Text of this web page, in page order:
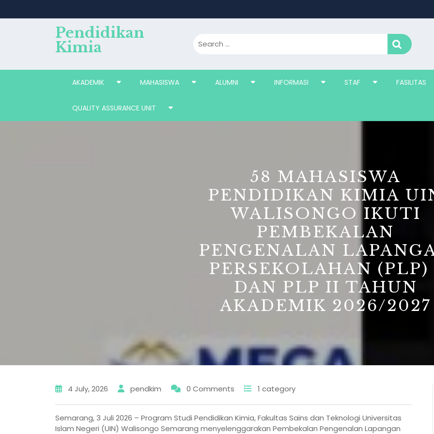
Pendidikan
Kimia
AKADEMIK MAHASISWA ALUMNI INFORMASI STAF FASILITAS
QUALITY ASSURANCE UNIT
58 MAHASISWA
PENDIDIKAN KIMIA
WALISONGO IKUTI
PEMBEKALAN
PENGENALAN
PERSEKOLAHAN
DAN PLP II TAHUN
AKADEMIK 2026/2027
4 July, 2026 pendkim 0 Comments 1 category
Semarang, 3 Juli 2026 – Program Studi Pendidikan Kimia, Fakultas Sains dan Teknologi Universitas
Islam Negeri (UIN) Walisongo Semarang menyelenggarakan Pembekalan Pengenalan Lapangan